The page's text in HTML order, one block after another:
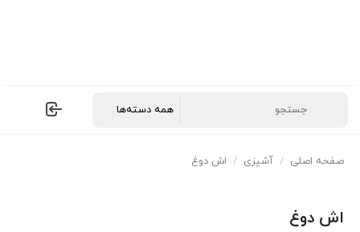
صفحه اصلی / آشپزی / اش دوغ
اش دوغ